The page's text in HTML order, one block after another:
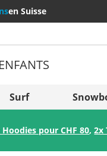
en Suisse
ENFANTS
Surf
Hoodies pour CHF 80,2x